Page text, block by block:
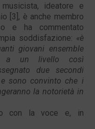
musicista, ideatore e
[3], è anche membro
e ha commentato
soddisfazione: «è
giovani ensemble
a un livello così
due secondi
sono convinto che i
la notorietà in
con la voce e, in